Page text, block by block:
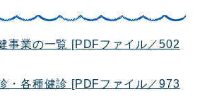
事業の一覧 [PDFファイル／502
・各種健診 [PDFファイル／973